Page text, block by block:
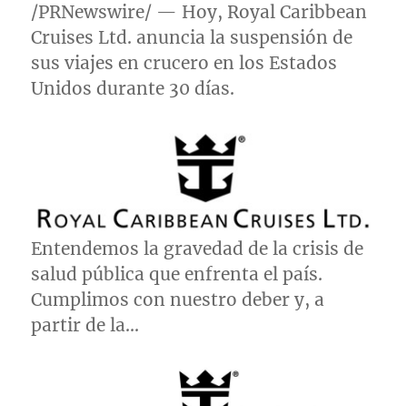
/PRNewswire/ — Hoy, Royal Caribbean
Cruises Ltd. anuncia la suspensión de
sus viajes en crucero en los Estados
Unidos durante 30 días.
Entendemos la gravedad de la crisis de
salud pública que enfrenta el país.
Cumplimos con nuestro deber y, a
partir de la…